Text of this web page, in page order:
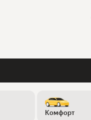
Комфорт